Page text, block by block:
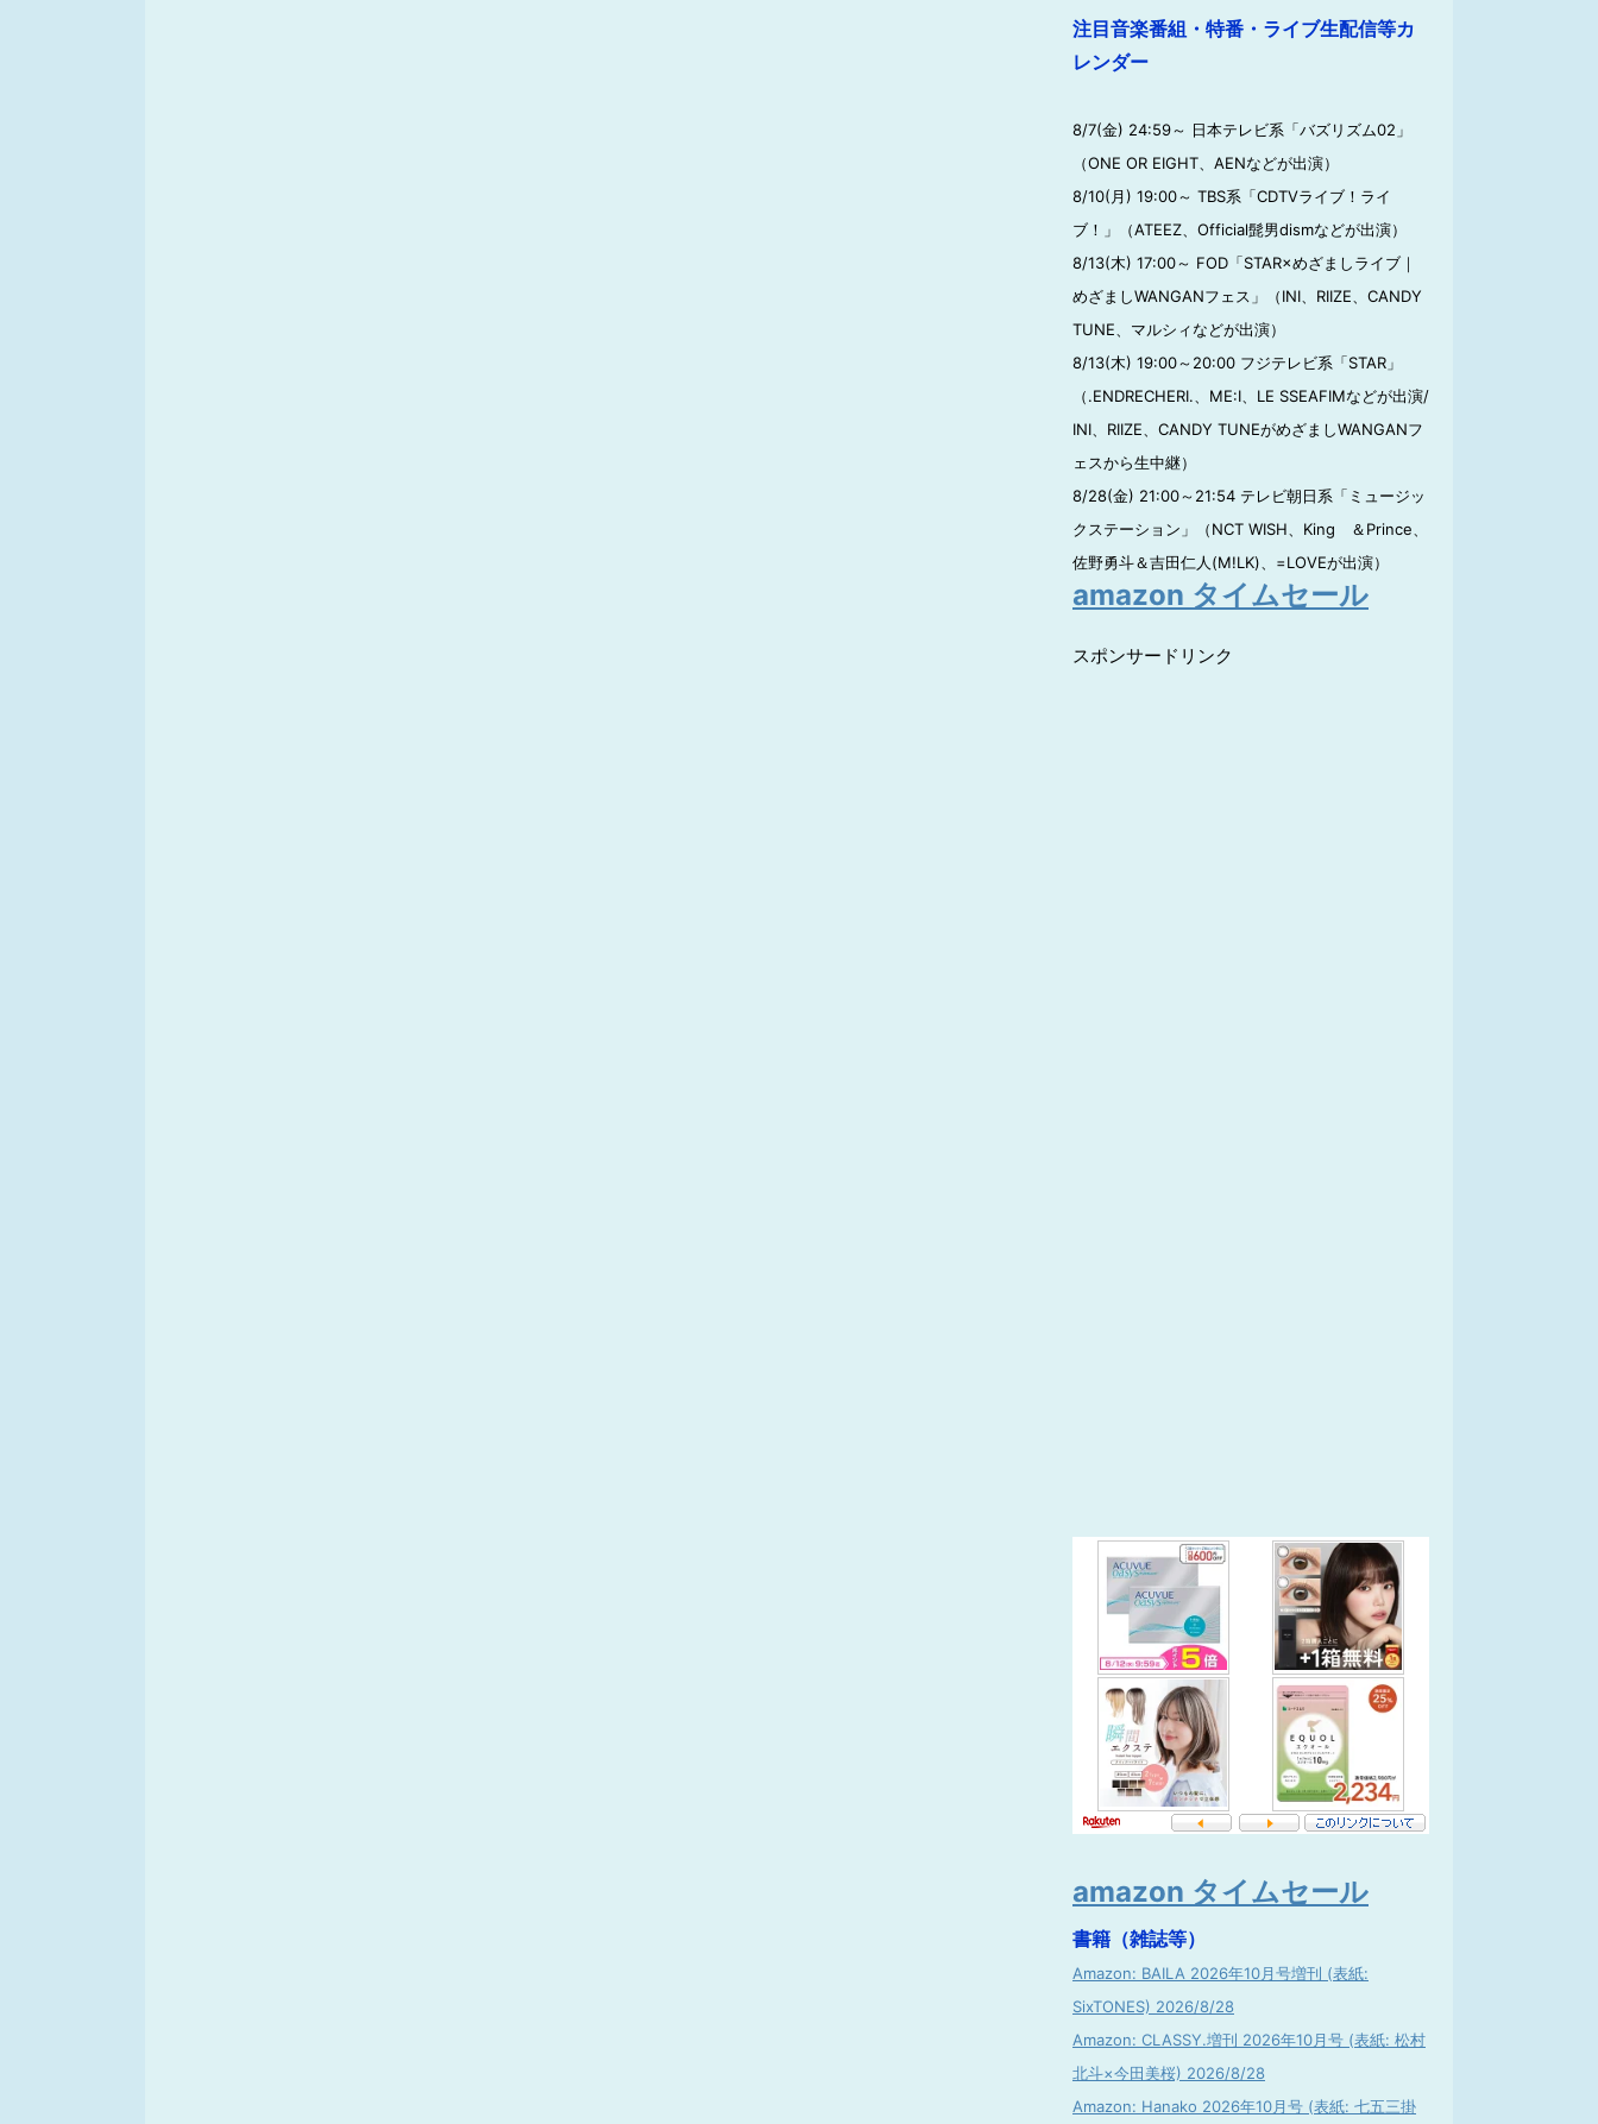
注目音楽番組・特番・ライブ生配信等カ
レンダー
8/7(金) 24:59～ 日本テレビ系「バズリズム02」
（ONE OR EIGHT、AENなどが出演）
8/10(月) 19:00～ TBS系「CDTVライブ！ライ
ブ！」（ATEEZ、Official髭男dismなどが出演）
8/13(木) 17:00～ FOD「STAR×めざましライブ｜
めざましWANGANフェス」（INI、RIIZE、CANDY
TUNE、マルシィなどが出演）
8/13(木) 19:00～20:00 フジテレビ系「STAR」
（.ENDRECHERI.、ME:I、LE SSEAFIMなどが出演/
INI、RIIZE、CANDY TUNEがめざましWANGANフ
ェスから生中継）
8/28(金) 21:00～21:54 テレビ朝日系「ミュージッ
クステーション」（NCT WISH、King ＆Prince、
佐野勇斗＆吉田仁人(M!LK)、=LOVEが出演）
amazon タイムセール
スポンサードリンク
amazon タイムセール
書籍（雑誌等）
Amazon: BAILA 2026年10月号増刊 (表紙:
SixTONES) 2026/8/28
Amazon: CLASSY.増刊 2026年10月号 (表紙: 松村
北斗×今田美桜) 2026/8/28
Amazon: Hanako 2026年10月号 (表紙: 七五三掛